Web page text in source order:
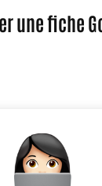
une fiche